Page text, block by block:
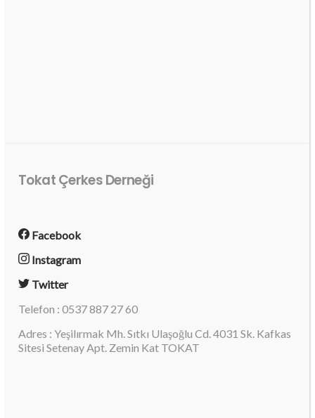
Tokat Çerkes Derneği
Facebook
Instagram
Twitter
Telefon : 0537 887 27 60
Adres : Yeşilırmak Mh. Sıtkı Ulaşoğlu Cd. 4031 Sk. Kafkas
Sitesi Setenay Apt. Zemin Kat TOKAT